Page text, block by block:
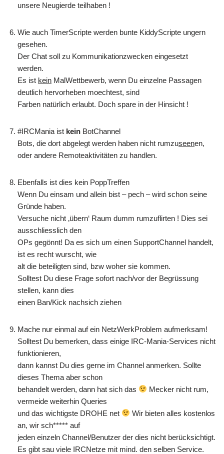
unsere Neugierde teilhaben !
Wie auch TimerScripte werden bunte KiddyScripte ungern
gesehen.
Der Chat soll zu Kommunikationzwecken eingesetzt
werden.
Es ist kein MalWettbewerb, wenn Du einzelne Passagen
deutlich hervorheben moechtest, sind
Farben natürlich erlaubt. Doch spare in der Hinsicht !
#IRCMania ist kein BotChannel
Bots, die dort abgelegt werden haben nicht rumzuseenen,
oder andere Remoteaktivitäten zu handlen.
Ebenfalls ist dies kein PoppTreffen
Wenn Du einsam und allein bist – pech – wird schon seine
Gründe haben.
Versuche nicht ‚übern‘ Raum dumm rumzuflirten ! Dies sei
ausschliesslich den
OPs gegönnt! Da es sich um einen SupportChannel handelt,
ist es recht wurscht, wie
alt die beteiligten sind, bzw woher sie kommen.
Solltest Du diese Frage sofort nach/vor der Begrüssung
stellen, kann dies
einen Ban/Kick nachsich ziehen
Mache nur einmal auf ein NetzWerkProblem aufmerksam!
Solltest Du bemerken, dass einige IRC-Mania-Services nicht
funktionieren,
dann kannst Du dies gerne im Channel anmerken. Sollte
dieses Thema aber schon
behandelt werden, dann hat sich das
Mecker nicht rum,
vermeide weiterhin Queries
und das wichtigste DROHE net
Wir bieten alles kostenlos
an, wir sch***** auf
jeden einzeln Channel/Benutzer der dies nicht berücksichtigt.
Es gibt sau viele IRCNetze mit mind. den selben Service.